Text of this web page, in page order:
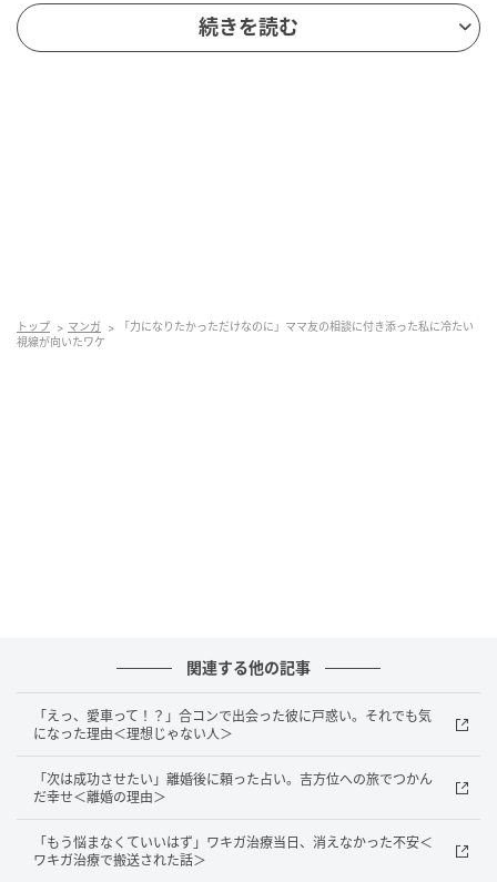
に伝えればいいかも、頭の中で何度もシミュレーショ
ンしました。そして当日は、相談に行くママ友に付き
チにクレームを入れた人」のように受け取られてしま
ったのです。
ウワサは収まらず、やがて息子まで居心地の悪さを感
じているようでした。その様子を見て、私は「人との
関わり方を見直したほうがいいのかもしれない」と強
く思いました。
まとめ
続きを読む
トップ マンガ
「力になりたかっただけなのに」ママ友の相談に付き添った私に冷たい
視線が向いたワケ
関連する他の記事
「えっ、愛車って！？」合コンで出会った彼に戸惑い。それでも気
になった理由＜理想じゃない人＞
「次は成功させたい」離婚後に頼った占い。吉方位への旅でつかん
だ幸せ＜離婚の理由＞
「もう悩まなくていいはず」ワキガ治療当日、消えなかった不安＜
ワキガ治療で搬送された話＞